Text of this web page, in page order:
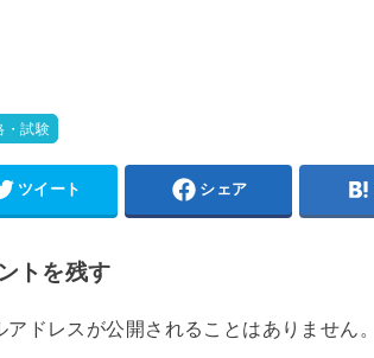
・試験
ツイート シェア
トを残す
アドレスが公開されることはありません。